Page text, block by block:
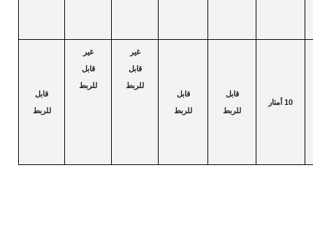
قابل
للربط
غير
قابل
للربط
غير
قابل
للربط
قابل
للربط
قابل
للربط
10 أمتار